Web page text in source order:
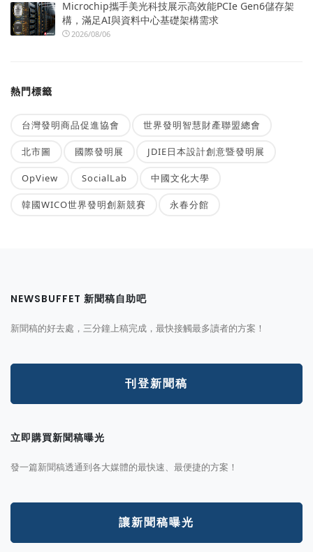
Microchip攜手美光科技展示高效能PCIe Gen6儲存架
構，滿足AI與資料中心基礎架構需求
2026/08/06
熱門標籤
台灣發明商品促進協會 世界發明智慧財產聯盟總會
北市圖 國際發明展 JDIE日本設計創意暨發明展
OpView SocialLab 中國文化大學
韓國WICO世界發明創新競賽 永春分館
NEWSBUFFET 新聞稿自助吧
新聞稿的好去處，三分鐘上稿完成，最快接觸最多讀者的方案！
刊登新聞稿
立即購買新聞稿曝光
發一篇新聞稿透通到各大媒體的最快速、最便捷的方案！
讓新聞稿曝光